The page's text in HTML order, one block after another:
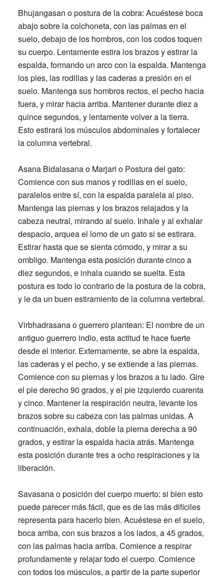
Bhujangasan o postura de la cobra: Acuéstese boca
abajo sobre la colchoneta, con las palmas en el
suelo, debajo de los hombros, con los codos toquen
su cuerpo. Lentamente estira los brazos y estirar la
espalda, formando un arco con la espalda. Mantenga
los pies, las rodillas y las caderas a presión en el
suelo. Mantenga sus hombros rectos, el pecho hacia
fuera, y mirar hacia arriba. Mantener durante diez a
quince segundos, y lentamente volver a la tierra.
Esto estirará los músculos abdominales y fortalecer
la columna vertebral.
Asana Bidalasana o Marjari o Postura del gato:
Comience con sus manos y rodillas en el suelo,
paralelos entre sí, con la espalda paralela al piso.
Mantenga las piernas y los brazos relajados y la
cabeza neutral, mirando al suelo. Inhale y al exhalar
despacio, arquea el lomo de un gato si se estirara.
Estirar hasta que se sienta cómodo, y mirar a su
ombligo. Mantenga esta posición durante cinco a
diez segundos, e inhala cuando se suelta. Esta
postura es todo lo contrario de la postura de la cobra,
y le da un buen estiramiento de la columna vertebral.
Virbhadrasana o guerrero plantean: El nombre de un
antiguo guerrero indio, esta actitud te hace fuerte
desde el interior. Externamente, se abre la espalda,
las caderas y el pecho, y se extiende a las piernas.
Comience con su piernas y los brazos a tu lado. Gire
el pie derecho 90 grados, y el pie izquierdo cuarenta
y cinco. Mantener la respiración neutra, levante los
brazos sobre su cabeza con las palmas unidas. A
continuación, exhala, doble la pierna derecha a 90
grados, y estirar la espalda hacia atrás. Mantenga
esta posición durante tres a ocho respiraciones y la
liberación.
Savasana o posición del cuerpo muerto: si bien esto
puede parecer más fácil, que es de las más difíciles
representa para hacerlo bien. Acuéstese en el suelo,
boca arriba, con sus brazos a los lados, a 45 grados,
con las palmas hacia arriba. Comience a respirar
profundamente y relajar todo el cuerpo. Comience
con todos los músculos, a partir de la parte superior